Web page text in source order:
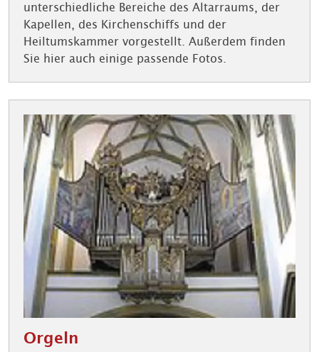
unterschiedliche Bereiche des Altarraums, der
Kapellen, des Kirchenschiffs und der
Heiltumskammer vorgestellt. Außerdem finden
Sie hier auch einige passende Fotos.
Orgeln